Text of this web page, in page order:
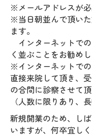
※メールアドレスが必
※当日朝並んで頂い
ます。
インターネットで
く並ぶことをお勧め
※インターネットでの
直接来院して頂き、
の合間に診察させて頂
（人数に限りあり、
新規開業のため、し
いますが、何卒宜し